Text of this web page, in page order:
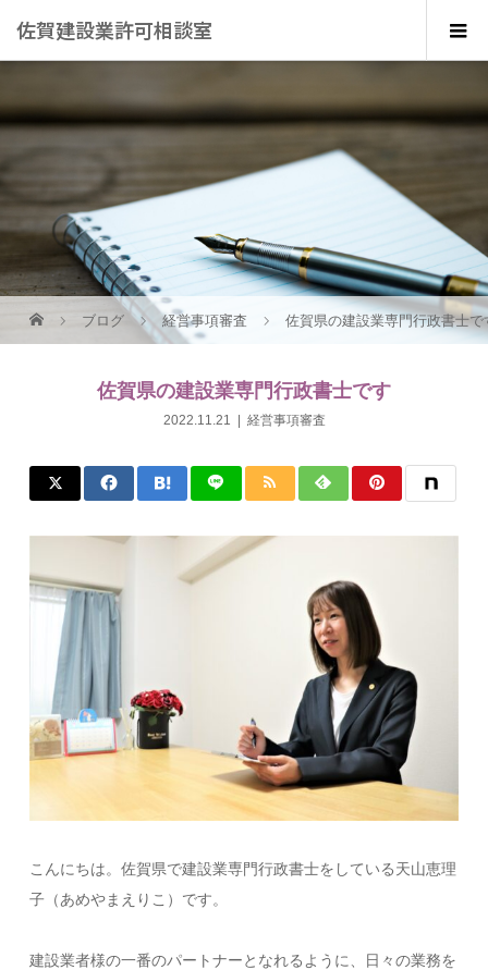
佐賀建設業許可相談室
ブログ 経営事項審査 佐賀県の建設業専門行政書士で
佐賀県の建設業専門行政書士です
2022.11.21 経営事項審査
こんにちは。佐賀県で建設業専門行政書士をしている天山恵理
子（あめやまえりこ）です。
建設業者様の一番のパートナーとなれるように、日々の業務を